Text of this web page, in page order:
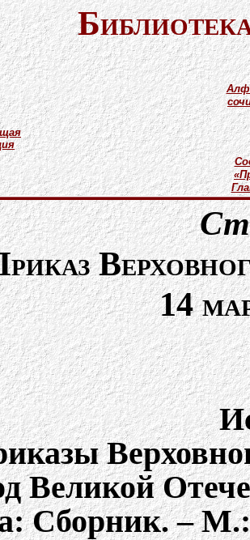
14
Великой
Сборник. – М.: